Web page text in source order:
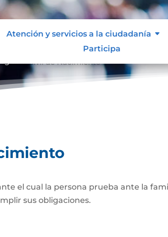
Atención y servicios a la ciudadanía
Participa
el cual la persona prueba ante la
sus obligaciones.